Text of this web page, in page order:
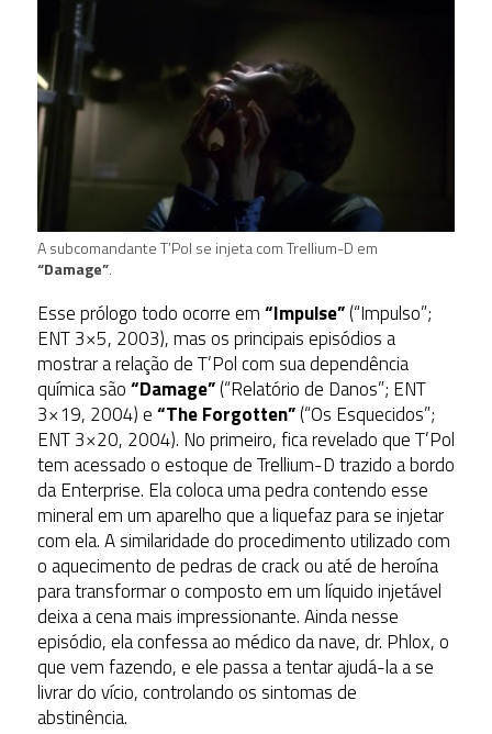
A subcomandante T’Pol se injeta com Trellium-D em
“Damage”.
Esse prólogo todo ocorre em“Impulse”(“Impulso”;
ENT 3×5, 2003), mas os principais episódios a
mostrar a relação de T’Pol com sua dependência
química são“Damage”(“Relatório de Danos”; ENT
3×19, 2004) e“The Forgotten”(“Os Esquecidos”;
ENT 3×20, 2004). No primeiro, fica revelado que T’Pol
tem acessado o estoque de Trellium-D trazido a bordo
da Enterprise. Ela coloca uma pedra contendo esse
mineral em um aparelho que a liquefaz para se injetar
com ela. A similaridade do procedimento utilizado com
o aquecimento de pedras de crack ou até de heroína
para transformar o composto em um líquido injetável
deixa a cena mais impressionante. Ainda nesse
episódio, ela confessa ao médico da nave, dr. Phlox, o
que vem fazendo, e ele passa a tentar ajudá-la a se
livrar do vício, controlando os sintomas de
abstinência.